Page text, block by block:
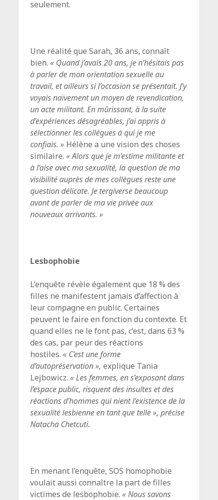
seulement.
Une réalité que Sarah, 36 ans, connaît
bien.« Quand j’avais 20 ans, je n’hésitais pas
à parler de mon orientation sexuelle au
travail, et ailleurs si l’occasion se présentait. J’y
voyais naïvement un moyen de revendication,
un acte militant. En mûrissant, à la suite
d’expériences désagréables, j’ai appris à
sélectionner les collègues à qui je me
confiais. » Hélène a une vision des choses
similaire.« Alors que je m’estime militante et
à l’aise avec ma sexualité, la question de ma
visibilité auprès de mes collègues reste une
question délicate. Je tergiverse beaucoup
avant de parler de ma vie privée aux
nouveaux arrivants. »
Lesbophobie
L’enquête révèle également que 18 % des
filles ne manifestent jamais d’affection à
leur compagne en public. Certaines
peuvent le faire en fonction du contexte. Et
quand elles ne le font pas, c’est, dans 63 %
des cas, par peur des réactions
hostiles.« C’est une forme
d’autopréservation », explique Tania
Lejbowicz.« Les femmes, en s’exposant dans
l’espace public, risquent des insultes et des
réactions d’hommes qui nient l’existence de la
sexualité lesbienne en tant que telle », précise
Natacha Chetcuti.
En menant l’enquête, SOS homophobie
voulait aussi connaître la part de filles
victimes de lesbophobie.« Nous savons